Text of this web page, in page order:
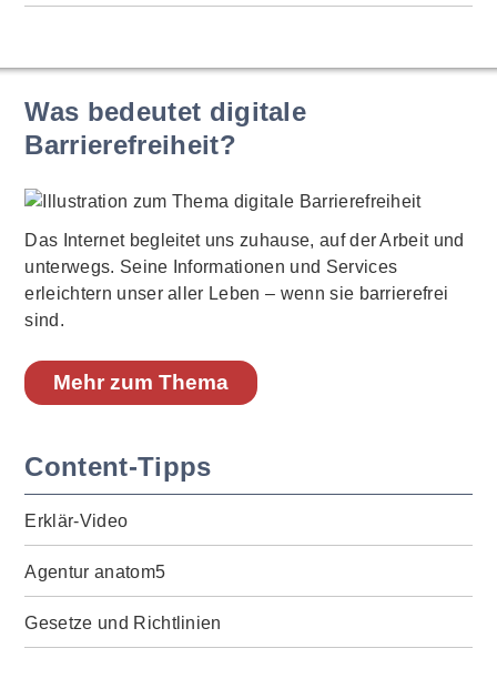
Was bedeutet digitale
Barrierefreiheit?
Das Internet begleitet uns zuhause, auf der Arbeit und
unterwegs. Seine Informationen und Services
erleichtern unser aller Leben – wenn sie barrierefrei
sind.
Mehr zum Thema
Content-Tipps
Erklär-Video
Agentur anatom5
Gesetze und Richtlinien